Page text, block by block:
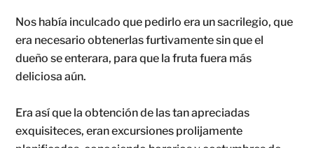
Nos había inculcado que pedirlo era un sacrilegio, que
era necesario obtenerlas furtivamente sin que el
dueño se enterara, para que la fruta fuera más
deliciosa aún.
Era así que la obtención de las tan apreciadas
exquisiteces, eran excursiones prolijamente